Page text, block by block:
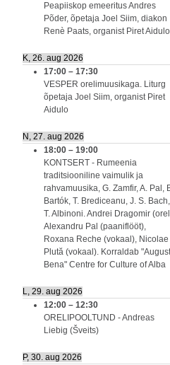
Peapiiskop emeeritus Andres
Põder, õpetaja Joel Siim, diakon
Renè Paats, organist Piret Aidulo
K, 26. aug 2026
17:00 – 17:30
VESPER orelimuusikaga. Liturg
õpetaja Joel Siim, organist Piret
Aidulo
N, 27. aug 2026
18:00 – 19:00
KONTSERT - Rumeenia
traditsiooniline vaimulik ja
rahvamuusika, G. Zamfir, A. Pal,
Bartók, T. Brediceanu, J. S. Bach,
T. Albinoni. Andrei Dragomir
Alexandru Pal (paaniflööt),
Roxana Reche (vokaal), Nicolae
Plută (vokaal). Korraldab
Bena" Centre for Culture of Alba
L, 29. aug 2026
12:00 – 12:30
ORELIPOOLTUND - Andreas
Liebig (Šveits)
P, 30. aug 2026